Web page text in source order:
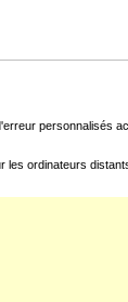
personnalisés
ordinateurs